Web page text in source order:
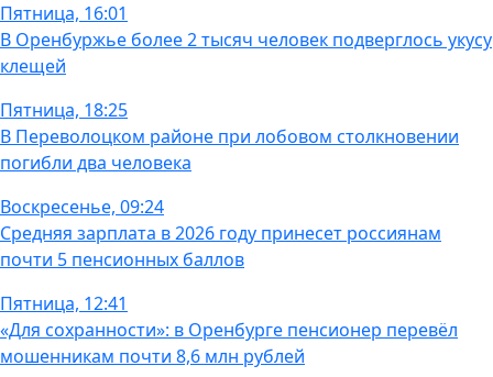
Пятница, 16:01
В Оренбуржье более 2 тысяч человек подверглось укусу
клещей
Пятница, 18:25
В Переволоцком районе при лобовом столкновении
погибли два человека
Воскресенье, 09:24
Средняя зарплата в 2026 году принесет россиянам
почти 5 пенсионных баллов
Пятница, 12:41
«Для сохранности»: в Оренбурге пенсионер перевёл
мошенникам почти 8,6 млн рублей